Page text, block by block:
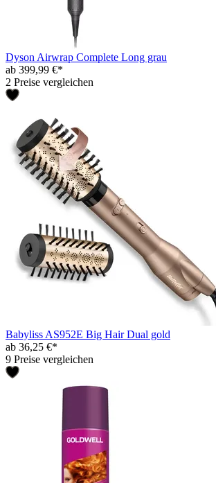
Dyson Airwrap Complete Long grau
ab 399,99 €*
2 Preise vergleichen
Babyliss AS952E Big Hair Dual gold
ab 36,25 €*
9 Preise vergleichen